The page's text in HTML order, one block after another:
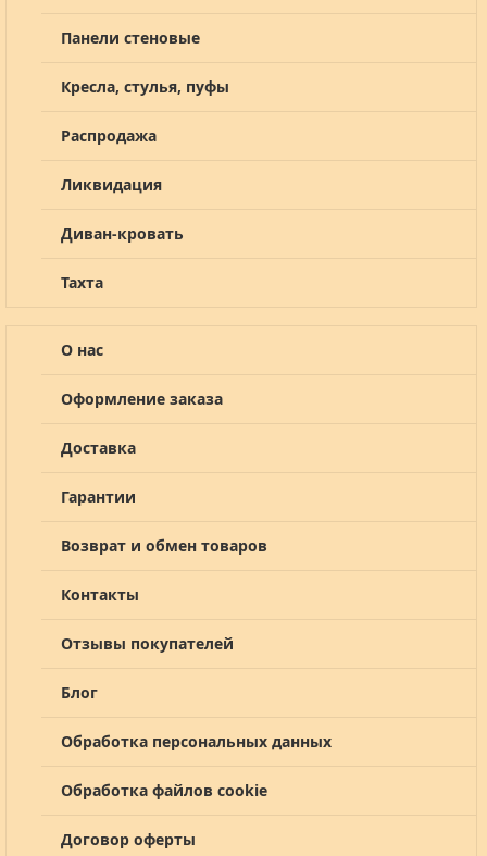
Панели стеновые
Кресла, стулья, пуфы
Распродажа
Ликвидация
Диван-кровать
Тахта
О нас
Оформление заказа
Доставка
Гарантии
Возврат и обмен товаров
Контакты
Отзывы покупателей
Блог
Обработка персональных данных
Обработка файлов cookie
Договор оферты